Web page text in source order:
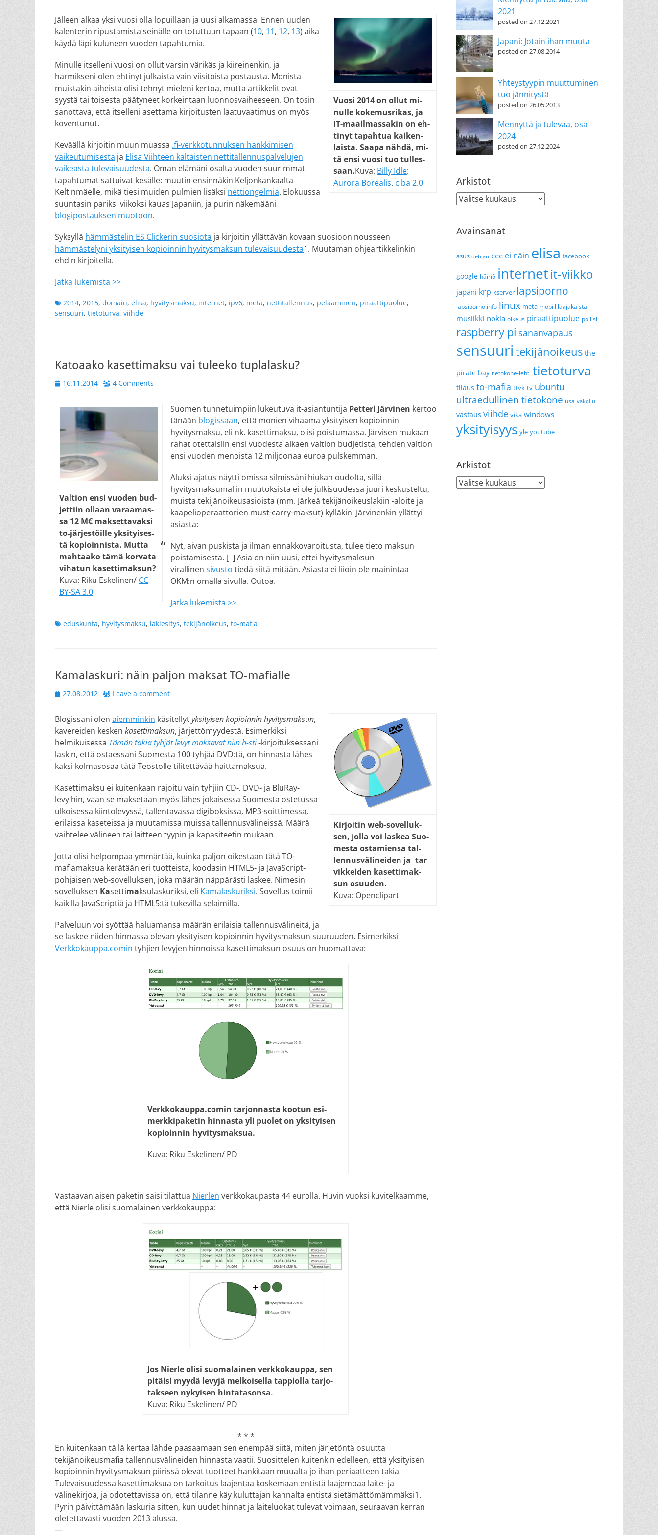
Vuo­si 2014 on ol­lut mi­
nul­le ko­ke­mus­ri­kas, ja
IT-maa­il­mas­sa­kin on eh­
ti­nyt ta­pah­tua kai­ken­
lais­ta. Saa­pa näh­dä, mi­
tä ensi vuo­si tuo tul­les­
saan.Kuva: Billy Idle:
Aurora Borealis. c ba 2.0
Jälleen alkaa yksi vuosi olla lopuillaan ja uusi alkamassa. Ennen uuden
kalenterin ripustamista seinälle on totuttuun tapaan (10, 11, 12, 13) aika
käydä läpi kuluneen vuoden tapahtumia.
Minulle itselleni vuosi on ollut varsin värikäs ja kiireinenkin, ja
harmikseni olen ehtinyt julkaista vain viisitoista postausta. Monista
muistakin aiheista olisi tehnyt mieleni kertoa, mutta artikkelit ovat
syystä tai toisesta päätyneet korkeintaan luonnosvaiheeseen. On tosin
sanottava, että itselleni asettama kirjoitusten laatuvaatimus on myös
koventunut.
Keväällä kirjoitin muun muassa .fi-verkkotunnuksen hankkimisen
vaikeutumisesta ja Elisa Viihteen kaltaisten nettitallennuspalvelujen
vaikeasta tulevaisuudesta. Oman elämäni osalta vuoden suurimmat
tapahtumat sattuivat kesälle: muutin ensinnäkin Keljonkankaalta
Keltinmäelle, mikä tiesi muiden pulmien lisäksi nettiongelmia. Elokuussa
suuntasin pariksi viikoksi kauas Japaniin, ja purin näkemääni
blogipostauksen muotoon.
Syksyllä hämmästelin ES Clickerin suosiota ja kirjoitin yllättävän kovaan suosioon nousseen
hämmästelyni yksityisen kopioinnin hyvitysmaksun tulevaisuudesta1. Muutaman ohjeartikkelinkin
ehdin kirjoitella.
Jatka lukemista >>
Tags2014, 2015, domain, elisa, hyvitysmaksu, internet, ipv6, meta, nettitallennus, pelaaminen, piraattipuolue,
sensuuri, tietoturva, viihde
Katoaako kasettimaksu vai tuleeko tuplalasku?
Posted
16.11.2014 4 Comments
Val­tion en­si vuo­den bud­
jet­tiin ol­laan va­raa­mas­
sa 12 M€ mak­set­ta­vak­si
to-jär­jes­töil­le yk­si­tyi­ses­
tä ko­pioin­nis­ta. Mut­ta
mah­taa­ko tä­mä kor­va­ta
vi­ha­tun ka­set­ti­mak­sun?
Kuva: Riku Eskelinen/ CC
BY-SA 3.0
Suomen tunnetuimpiin lukeutuva it-asiantuntija Petteri Järvinen kertoo
tänään blogissaan, että monien vihaama yksityisen kopioinnin
hyvitysmaksu, eli nk. kasettimaksu, olisi poistumassa. Järvisen mukaan
rahat otettaisiin ensi vuodesta alkaen valtion budjetista, tehden valtion
ensi vuoden menoista 12 miljoonaa euroa pulskemman.
Aluksi ajatus näytti omissa silmissäni hiukan oudolta, sillä
hyvitysmaksumallin muutoksista ei ole julkisuudessa juuri keskusteltu,
muista tekijänoikeusasioista (mm. Järkeä tekijänoikeuslakiin -aloite ja
kaapelioperaattorien must-carry-maksut) kylläkin. Järvinenkin yllättyi
asiasta:
Nyt, aivan puskista ja ilman ennakkovaroitusta, tulee tieto maksun
poistamisesta. [–] Asia on niin uusi, ettei hyvitysmaksun
virallinen sivusto tiedä siitä mitään. Asiasta ei liioin ole mainintaa
OKM:n omalla sivulla. Outoa.
Jatka lukemista >>
Tagseduskunta, hyvitysmaksu, lakiesitys, tekijänoikeus, to-mafia
Kamalaskuri: näin paljon maksat TO-mafialle
Posted
27.08.2012 Leave a comment
Kir­joi­tin web-so­vel­luk­
sen, jol­la voi las­kea Suo­
mes­ta os­ta­mien­sa tal­
len­nus­vä­li­nei­den ja -tar­
vik­kei­den ka­set­ti­mak­
sun osuu­den.
Kuva: Openclipart
Blogissani olen aiemminkin käsitellytyksityisen kopioinnin hyvitysmaksun,
kavereiden kesken kasettimaksun, järjettömyydestä. Esimerkiksi
helmikuisessa Tämän takia tyhjät levyt maksavat niin h-sti-kirjoituksessani
laskin, että ostaessani Suomesta 100 tyhjää DVD:tä, on hinnasta lähes
kaksi kolmasosaa tätä Teostolle tilitettävää haittamaksua.
Kasettimaksu ei kuitenkaan rajoitu vain tyhjiin CD-, DVD- ja BluRay-
levyihin, vaan se maksetaan myös lähes jokaisessa Suomesta ostetussa
ulkoisessa kiintolevyssä, tallentavassa digiboksissa, MP3-soittimessa,
erilaissa kaseteissa ja muutamissa muissa tallennusvälineissä. Määrä
vaihtelee välineen tai laitteen tyypin ja kapasiteetin mukaan.
Jotta olisi helpompaa ymmärtää, kuinka paljon oikestaan tätä TO-
mafiamaksua kerätään eri tuotteista, koodasin HTML5- ja JavaScript-
pohjaisen web-sovelluksen, joka määrän näppärästi laskee. Nimesin
sovelluksen Kasettimaksulaskuriksi, eli Kamalaskuriksi. Sovellus toimii
kaikilla JavaScriptiä ja HTML5:tä tukevilla selaimilla.
Palveluun voi syöttää haluamansa määrän erilaisia tallennusvälineitä, ja
se laskee niiden hinnassa olevan yksityisen kopioinnin hyvitysmaksun suuruuden. Esimerkiksi
Verkkokauppa.comin tyhjien levyjen hinnoissa kasettimaksun osuus on huomattava:
Verk­ko­kaup­pa.comin tar­jon­nas­ta koo­tun esi­
merk­ki­pa­ke­tin hin­nas­ta yli puo­let on yk­si­tyi­sen
ko­pi­oin­nin hy­vi­tys­mak­sua.
Kuva: Riku Eskelinen/ PD
Vastaavanlaisen paketin saisi tilattua Nierlen verkkokaupasta 44 eurolla. Huvin vuoksi kuvitelkaamme,
että Nierle olisi suomalainen verkkokauppa:
Jos Nierle oli­si suo­ma­lai­nen verk­ko­kaup­pa, sen
pi­täi­si myy­dä le­vy­jä mel­koi­sel­la tap­piol­la tar­jo­
tak­seen ny­kyi­sen hin­ta­ta­son­sa.
Kuva: Riku Eskelinen/ PD
* * *
En kuitenkaan tällä kertaa lähde paasaamaan sen enempää siitä, miten järjetöntä osuutta
tekijänoikeusmafia tallennusvälineiden hinnasta vaatii. Suosittelen kuitenkin edelleen, että yksityisen
kopioinnin hyvitysmaksun piirissä olevat tuotteet hankitaan muualta jo ihan periaatteen takia.
Tulevaisuudessa kasettimaksua on tarkoitus laajentaa koskemaan entistä laajempaa laite- ja
välinekirjoa, ja odotettavissa on, että tilanne käy kuluttajan kannalta entistä sietämättömämmäksi1.
Pyrin päivittämään laskuria sitten, kun uudet hinnat ja laiteluokat tulevat voimaan, seuraavan kerran
oletettavasti vuoden 2013 alussa.
—
2021
posted on 27.12.2021
Japani: Jotain ihan muuta
posted on 27.08.2014
Yhteystyypin muuttuminen
tuo jännitystä
posted on 26.05.2013
Mennyttä ja tulevaa, osa
2024
posted on 27.12.2024
Arkistot
Arkistot
Avainsanat
asus debian eee ei näin elisa facebook
google häiriö internetit-viikko
japani krp kserver lapsiporno
lapsiporno.info linux meta mobiililaajakaista
musiikki nokia oikeus piraattipuolue poliisi
raspberry pi sananvapaus
sensuuri tekijänoikeus the
pirate bay tietokone-lehti tietoturva
tilaus to-mafia ttvk tv ubuntu
ultraedullinen tietokone usa vakoilu
vastaus viihde vika windows
yksityisyys yle youtube
Arkistot
Arkistot